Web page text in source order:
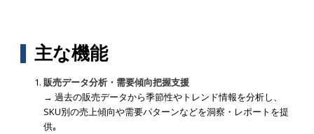
主な機能
販売データ分析・需要傾向把握支援
→ 過去の販売データから季節性やトレンド情報を分析し、
SKU別の売上傾向や需要パターンなどを洞察・レポートを提
供｡